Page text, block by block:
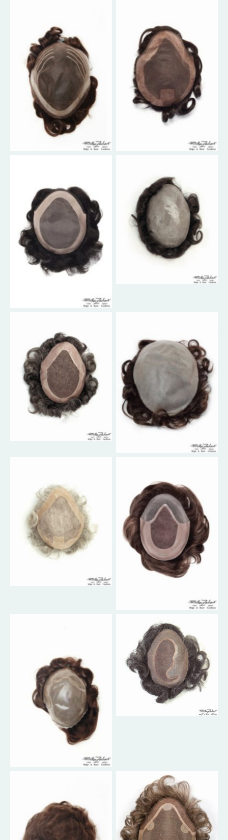
No Caption
No Caption
No Caption
No Caption
No Caption
No Caption
No Caption
No Caption
No Caption